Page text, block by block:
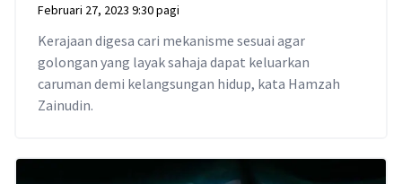
Februari 27, 2023 9:30 pagi
Kerajaan digesa cari mekanisme sesuai agar
golongan yang layak sahaja dapat keluarkan
caruman demi kelangsungan hidup, kata Hamzah
Zainudin.